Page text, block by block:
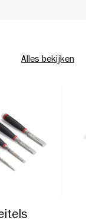
Alles bekijken